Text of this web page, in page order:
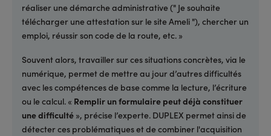
réaliser une démarche administrative (" Je souhaite
télécharger une attestation sur le site Ameli "), chercher un
emploi, réussir son code de la route, etc. »
Souvent alors, travailler sur ces situations concrètes, via le
numérique, permet de mettre au jour d’autres difficultés
avec les compétences de base comme la lecture, l’écriture
ou le calcul. « Remplir un formulaire peut déjà constituer
une difficulté », précise l’experte. DUPLEX permet ainsi de
détecter ces problématiques et de combiner l'acquisition